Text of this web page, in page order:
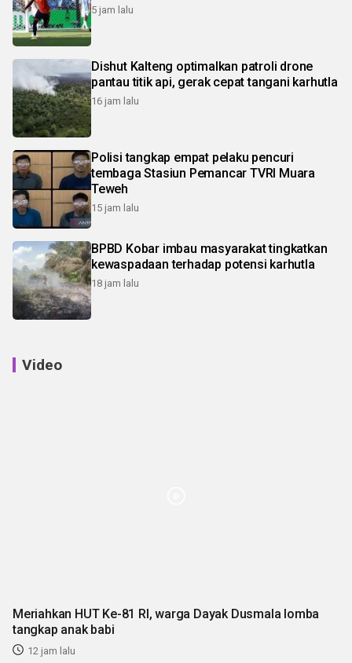
5 jam lalu
Dishut Kalteng optimalkan patroli drone
pantau titik api, gerak cepat tangani karhutla
16 jam lalu
Polisi tangkap empat pelaku pencuri
tembaga Stasiun Pemancar TVRI Muara
Teweh
15 jam lalu
BPBD Kobar imbau masyarakat tingkatkan
kewaspadaan terhadap potensi karhutla
18 jam lalu
Video
Meriahkan HUT Ke-81 RI, warga Dayak Dusmala lomba
tangkap anak babi
12 jam lalu